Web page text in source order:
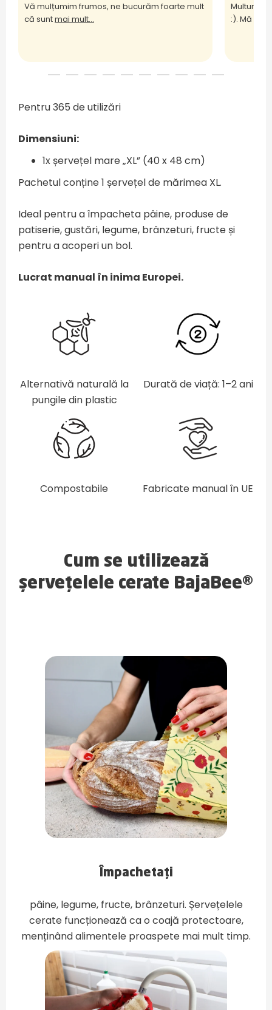
Vă mulțumim frumos, ne bucurăm foarte mult
că suntmai mult...
:). Mă bu
Pentru 365 de utilizări
Dimensiuni:
1x șervețel mare „XL” (40 x 48 cm)
Pachetul conține 1 șervețel de mărimea XL.
Ideal pentru a împacheta pâine, produse de
patiserie, gustări, legume, brânzeturi, fructe și
pentru a acoperi un bol.
Lucrat manual în inima Europei.
Alternativă naturală la
pungile din plastic
Durată de viață: 1–2 ani
Compostabile Fabricate manual în UE
Cum se utilizează
șervețelele cerate BajaBee®
Împachetați
pâine, legume, fructe, brânzeturi. Șervețelele
cerate funcționează ca o coajă protectoare,
menținând alimentele proaspete mai mult timp.